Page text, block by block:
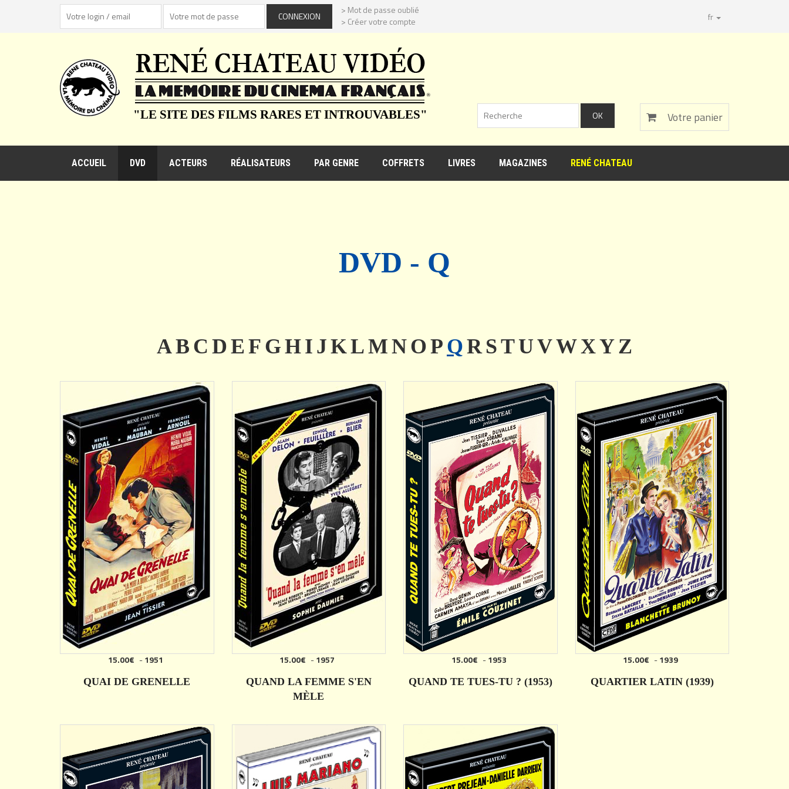
> Mot de passe oublié
> Créer votre compte
fr
"LE SITE DES FILMS RARES ET INTROUVABLES" Votre panier
ACCUEIL DVD ACTEURS RÉALISATEURS PAR GENRE COFFRETS LIVRES MAGAZINES RENÉ CHATEAU
DVD - Q
AB C DEF GHI JKLMNOP QR STUVWXYZ
15.00€ -1951
QUAI DE GRENELLE
15.00€ -1957
QUAND LA FEMME S'EN
MÈLE
15.00€ -1953
QUAND TE TUES-TU ? (1953)
15.00€ -1939
QUARTIER LATIN (1939)